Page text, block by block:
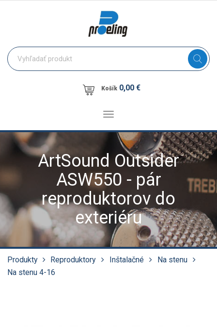
Košík 0,00 €
Toggle
ArtSound Outsider
ASW550 - pár
reproduktorov do
exteriéru
Produkty Reproduktory Inštalačné
Na stenu
Na stenu 4-16